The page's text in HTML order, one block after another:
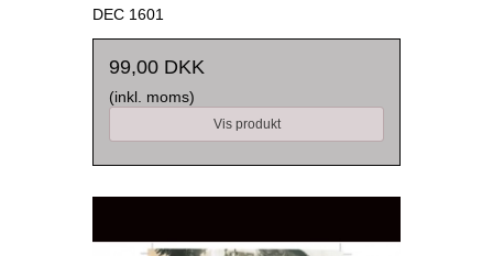
DEC 1601
99,00 DKK
(inkl. moms)
Vis produkt